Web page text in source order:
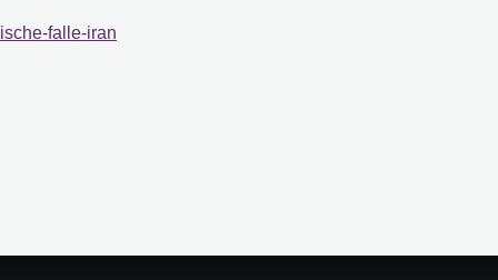
falle-iran